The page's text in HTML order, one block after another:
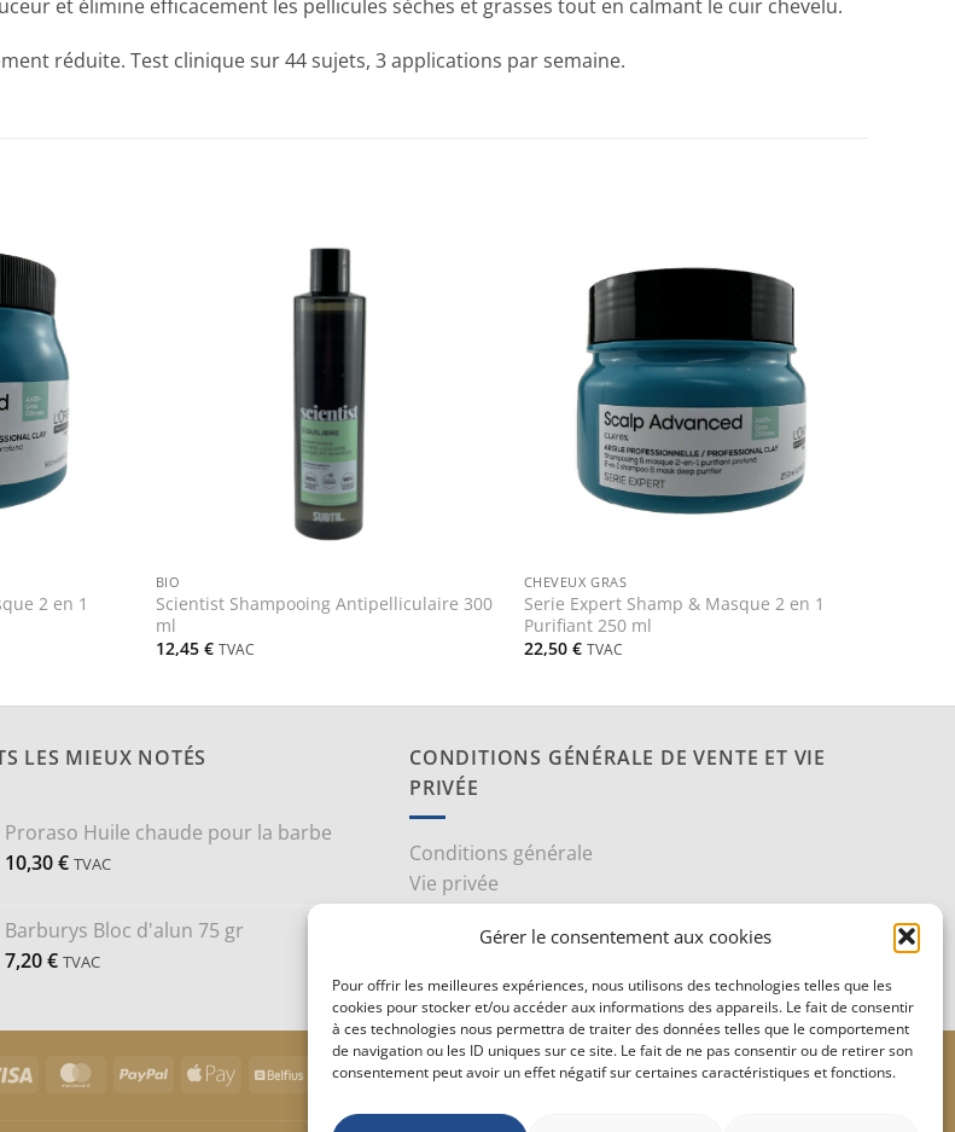
Gérer le consentement aux cookies
Pour offrir les meilleures expériences, nous utilisons des technologies telles que les
cookies pour stocker et/ou accéder aux informations des appareils. Le fait de consentir
à ces technologies nous permettra de traiter des données telles que le comportement
de navigation ou les ID uniques sur ce site. Le fait de ne pas consentir ou de retirer son
consentement peut avoir un effet négatif sur certaines caractéristiques et fonctions.
et élimine efficacement les pellicules sèches et grasses tout en calmant le cuir chevelu.
réduite. Test clinique sur 44 sujets, 3 applications par semaine.
2 en 1
BIO
Scientist Shampooing Antipelliculaire 300
ml
12,45 € TVAC
CHEVEUX GRAS
Serie Expert Shamp & Masque 2 en 1
Purifiant 250 ml
22,50 € TVAC
LES MIEUX NOTÉS
Proraso Huile chaude pour la barbe
10,30€ TVAC
Barburys Bloc d'alun 75 gr
7,20€ TVAC
CONDITIONS GÉNÉRALE DE VENTE ET VIE
PRIVÉE
Conditions générale
Vie privée
Visa MasterCardPayPal
Apple
Belfius Google Stripe